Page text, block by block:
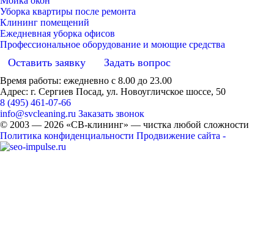
Уборка квартиры после ремонта
Клининг помещений
Ежедневная уборка офисов
Профессиональное оборудование и моющие средства
Оставить заявку Задать вопрос
Время работы: ежедневно с 8.00 до 23.00
Адрес: г. Сергиев Посад, ул. Новоугличское шоссе, 50
8 (495) 461-07-66
info@svcleaning.ru Заказать звонок
© 2003 — 2026 «СВ-клининг» — чистка любой сложности
Политика конфиденциальности Продвижение сайта -